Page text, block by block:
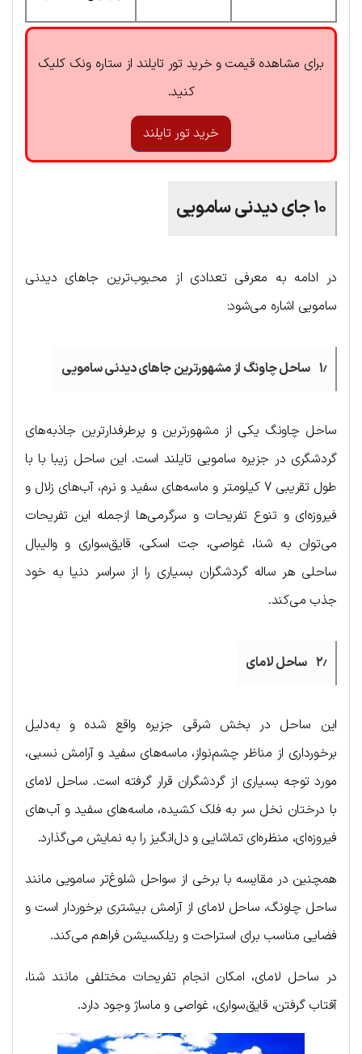
برای مشاهده قیمت و خرید تور تایلند از ستاره ونک کلیک
کنید.
خرید تور تایلند
۱۰ جای دیدنی سامویی
در ادامه به معرفی تعدادی از محبوب‌ترین جاهای دیدنی
سامویی اشاره می‌شود:
۱٫ ساحل چاونگ از مشهورترین جاهای دیدنی سامویی
ساحل چاونگ یکی از مشهورترین و پرطرفدارترین جاذبه‌های
گردشگری در جزیره سامویی تایلند است. این ساحل زیبا با با
طول تقریبی ۷ کیلومتر و ماسه‌های سفید و نرم، آب‌های زلال و
فیروزه‌ای و تنوع تفریحات و سرگرمی‌ها ازجمله این تفریحات
می‌توان به شنا، غواصی، جت اسکی، قایق‌سواری و والیبال
ساحلی هر ساله گردشگران بسیاری را از سراسر دنیا به خود
جذب می‌کند.
۲٫ ساحل لامای
این ساحل در بخش شرقی جزیره واقع شده و به‌دلیل
برخورداری از مناظر چشم‌نواز، ماسه‌های سفید و آرامش نسبی،
مورد توجه بسیاری از گردشگران قرار گرفته است. ساحل لامای
با درختان نخل سر به فلک کشیده، ماسه‌های سفید و آب‌های
فیروزه‌ای، منظره‌ای تماشایی و دل‌انگیز را به نمایش می‌گذارد.
همچنین در مقایسه با برخی از سواحل شلوغ‌تر سامویی مانند
ساحل چاونگ، ساحل لامای از آرامش بیشتری برخوردار است و
فضایی مناسب برای استراحت و ریلکسیشن فراهم می‌کند.
در ساحل لامای، امکان انجام تفریحات مختلفی مانند شنا،
آفتاب گرفتن، قایق‌سواری، غواصی و ماساژ وجود دارد.